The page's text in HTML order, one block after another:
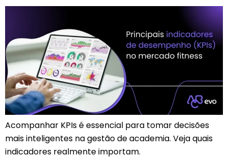
Acompanhar KPIs é essencial para tomar decisões
mais inteligentes na gestão de academia. Veja quais
indicadores realmente importam.